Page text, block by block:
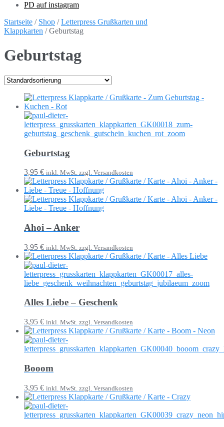
PD auf instagram
Startseite / Shop /Letterpress Grußkarten und
Klappkarten / Geburtstag
Geburtstag
Geburtstag
3,95 € inkl. MwSt. zzgl. Versandkosten
Ahoi – Anker
3,95 € inkl. MwSt. zzgl. Versandkosten
Alles Liebe – Geschenk
3,95 € inkl. MwSt. zzgl. Versandkosten
Booom
3,95 € inkl. MwSt. zzgl. Versandkosten